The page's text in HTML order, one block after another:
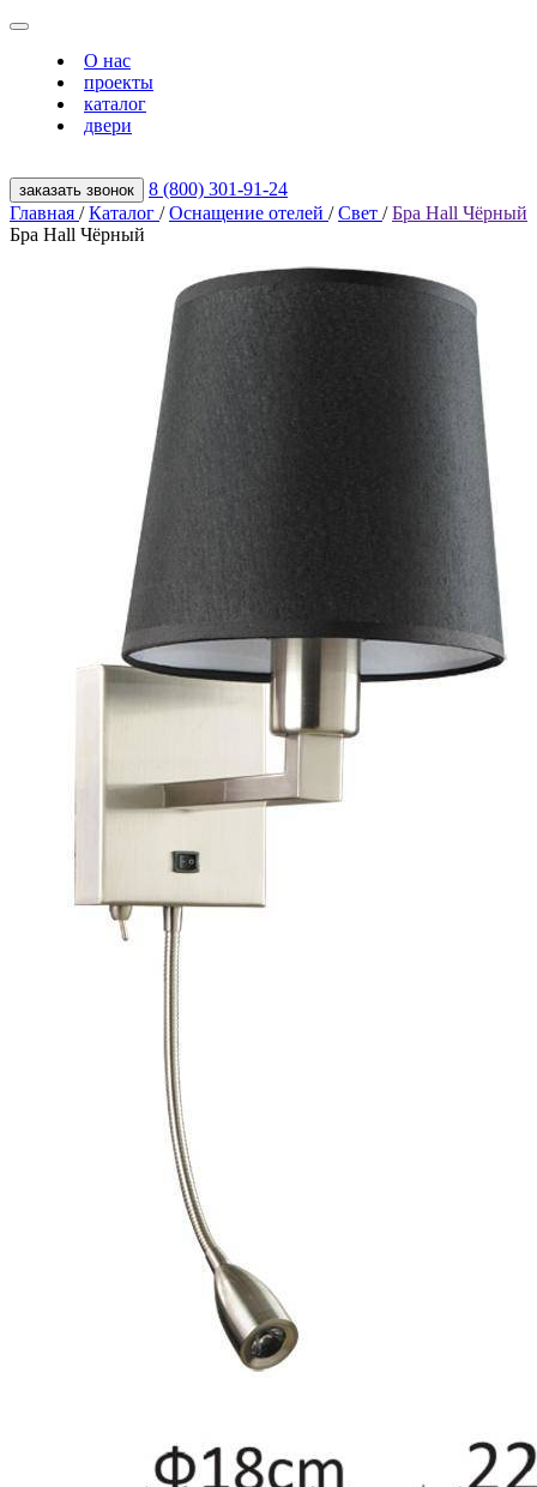
О нас
проекты
каталог
двери
заказать звонок
8 (800) 301‑91‑24
Главная / Каталог / Оснащение отелей / Свет / Бра Hall Чёрный
Бра Hall Чёрный